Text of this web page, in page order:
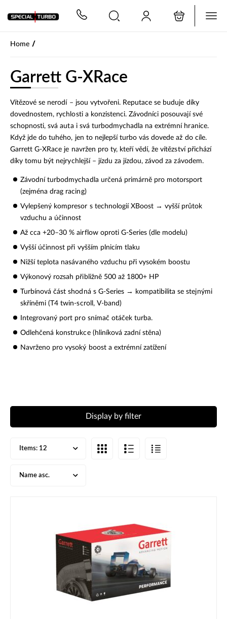
Home /
Garrett G-XRace
Vítězové se nerodí – jsou vytvořeni. Reputace se buduje díky
dovednostem, rychlosti a konzistenci. Závodníci posouvají své
schopnosti, svá auta i svá turbodmychadla na extrémní hranice.
Když jde do tuhého, jen to nejlepší turbo vás dovede až do cíle.
Garrett G-XRace je navržen pro ty, kteří vědí, že vítězství přichází
díky tomu být nejrychlejší – jízdu za jízdou, závod za závodem.
Závodní turbodmychadla určená primárně pro motorsport
(zejména drag racing)
Vylepšený kompresor s technologií XBoost → vyšší průtok
vzduchu a účinnost
Až cca +20–30 % airflow oproti G-Series (dle modelu)
Vyšší účinnost při vyšším plnicím tlaku
Nižší teplota nasávaného vzduchu při vysokém boostu
Výkonový rozsah přibližně 500 až 1800+ HP
Turbínová část shodná s G-Series → kompatibilita se stejnými
skříněmi (T4 twin-scroll, V-band)
Integrovaný port pro snímač otáček turba.
Odlehčená konstrukce (hliníková zadní stěna)
Navrženo pro vysoký boost a extrémní zatížení
Display by filter
Items: 12
Name asc.